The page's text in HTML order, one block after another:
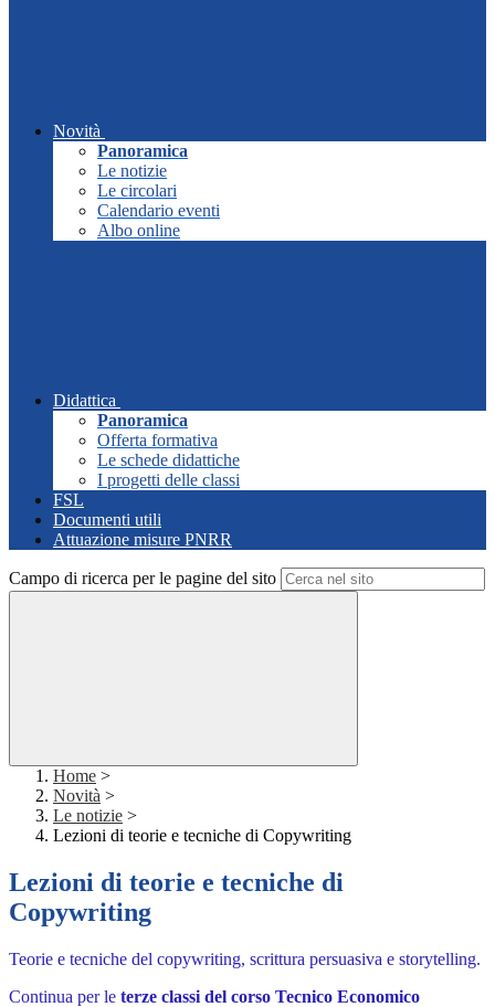
Novità
Panoramica
Le notizie
Le circolari
Calendario eventi
Albo online
Didattica
Panoramica
Offerta formativa
Le schede didattiche
I progetti delle classi
FSL
Documenti utili
Attuazione misure PNRR
Campo di ricerca per le pagine del sito
Home >
Novità >
Le notizie >
Lezioni di teorie e tecniche di Copywriting
Lezioni di teorie e tecniche di
Copywriting
Teorie e tecniche del copywriting, scrittura persuasiva e storytelling.
Continua per le terze classi del corso Tecnico Economico